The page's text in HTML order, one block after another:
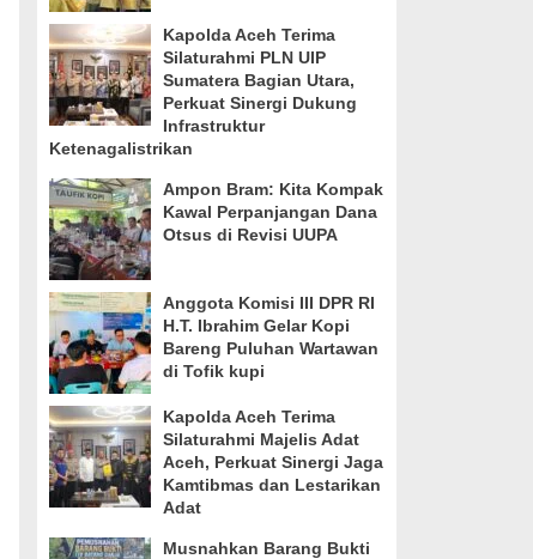
Kapolda Aceh Terima
Silaturahmi PLN UIP
Sumatera Bagian Utara,
Perkuat Sinergi Dukung
Infrastruktur
Ketenagalistrikan
Ampon Bram: Kita Kompak
Kawal Perpanjangan Dana
Otsus di Revisi UUPA
Anggota Komisi III DPR RI
H.T. Ibrahim Gelar Kopi
Bareng Puluhan Wartawan
di Tofik kupi
Kapolda Aceh Terima
Silaturahmi Majelis Adat
Aceh, Perkuat Sinergi Jaga
Kamtibmas dan Lestarikan
Adat
Musnahkan Barang Bukti